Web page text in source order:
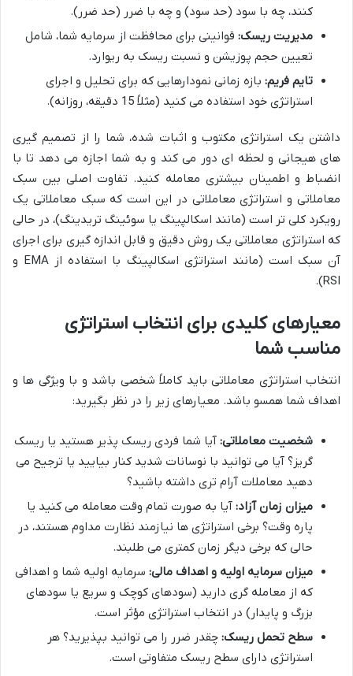
کنند، چه با سود (حد سود) و چه با ضرر (حد ضرر).
مدیریت ریسک: قوانینی برای محافظت از سرمایه شما، شامل
تعیین حجم پوزیشن و نسبت ریسک به ریوارد.
تایم فریم: بازه زمانی نمودارهایی که برای تحلیل و اجرای
استراتژی خود استفاده می کنید (مثلاً 15 دقیقه، روزانه).
داشتن یک استراتژی مکتوب و اثبات شده، شما را از تصمیم گیری
های هیجانی و لحظه ای دور می کند و به شما اجازه می دهد تا با
انضباط و اطمینان بیشتری معامله کنید. تفاوت اصلی بین سبک
معاملاتی و استراتژی معاملاتی در این است که سبک معاملاتی یک
رویکرد کلی تر است (مانند اسکالپینگ یا سوئینگ تریدینگ)، در حالی
که استراتژی معاملاتی یک روش دقیق و قابل اندازه گیری برای اجرای
آن سبک است (مانند استراتژی اسکالپینگ با استفاده از EMA و
RSI).
معیارهای کلیدی برای انتخاب استراتژی
مناسب شما
انتخاب استراتژی معاملاتی باید کاملاً شخصی باشد و با ویژگی ها و
اهداف شما همسو باشد. معیارهای زیر را در نظر بگیرید:
شخصیت معاملاتی: آیا شما فردی ریسک پذیر هستید یا ریسک
گریز؟ آیا می توانید با نوسانات شدید کنار بیایید یا ترجیح می
دهید معاملات آرام تری داشته باشید؟
میزان زمان آزاد: آیا به صورت تمام وقت معامله می کنید یا
پاره وقت؟ برخی استراتژی ها نیازمند نظارت مداوم هستند، در
حالی که برخی دیگر زمان کمتری می طلبند.
میزان سرمایه اولیه و اهداف مالی: سرمایه اولیه شما و اهدافی
که از معامله گری دارید (سودهای کوچک و سریع یا سودهای
بزرگ و پایدار) در انتخاب استراتژی مؤثر است.
سطح تحمل ریسک: چقدر ضرر را می توانید بپذیرید؟ هر
استراتژی دارای سطح ریسک متفاوتی است.